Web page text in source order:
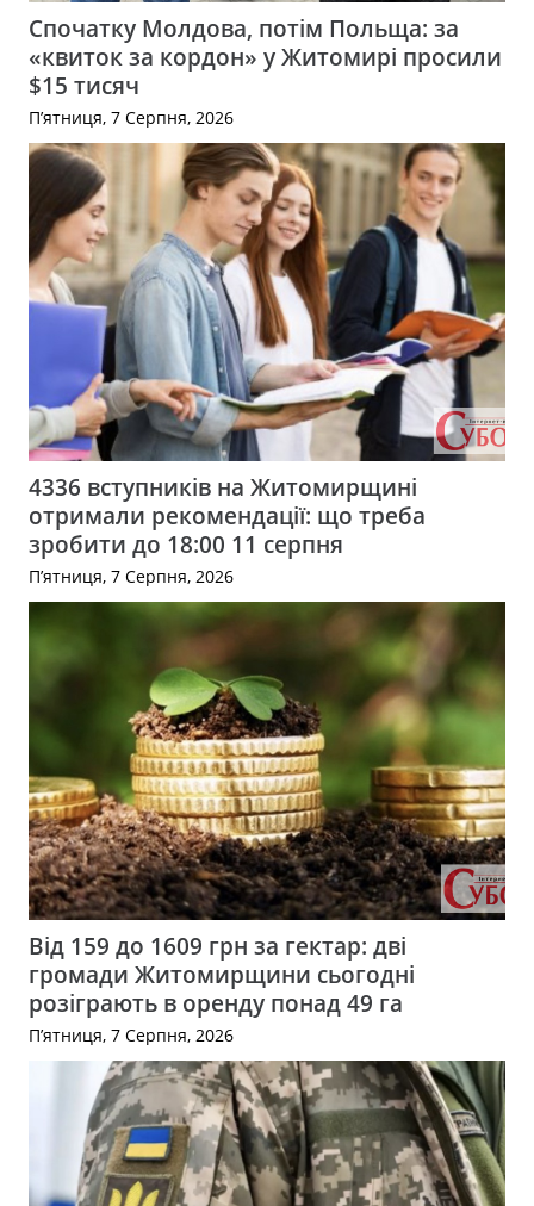
Спочатку Молдова, потім Польща: за
«квиток за кордон» у Житомирі просили
$15 тисяч
П’ятниця, 7 Серпня, 2026
4336 вступників на Житомирщині
отримали рекомендації: що треба
зробити до 18:00 11 серпня
П’ятниця, 7 Серпня, 2026
Від 159 до 1609 грн за гектар: дві
громади Житомирщини сьогодні
розіграють в оренду понад 49 га
П’ятниця, 7 Серпня, 2026